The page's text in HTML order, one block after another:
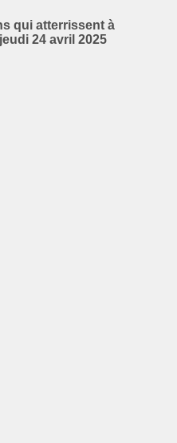
qui atterrissent à
24 avril 2025